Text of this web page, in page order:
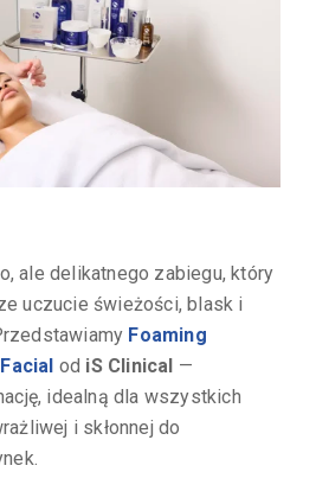
ale delikatnego zabiegu, który
uczucie świeżości, blask i
Foaming
od iS Clinical —
idealną dla wszystkich
i skłonnej do